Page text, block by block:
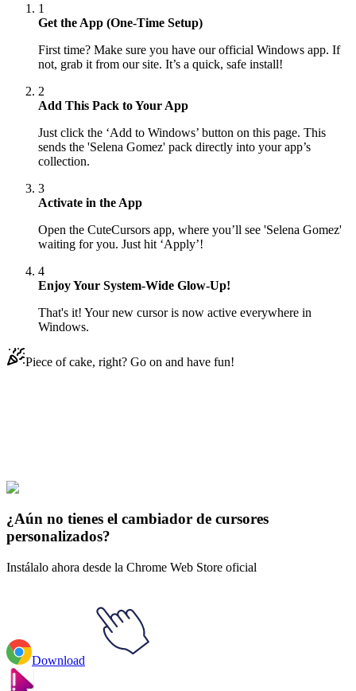
1
Get the App (One-Time Setup)
First time? Make sure you have our official Windows app. If
not, grab it from our site. It’s a quick, safe install!
2
Add This Pack to Your App
Just click the ‘Add to Windows’ button on this page. This
sends the 'Selena Gomez' pack directly into your app’s
collection.
3
Activate in the App
Open the CuteCursors app, where you’ll see 'Selena Gomez'
waiting for you. Just hit ‘Apply’!
4
Enjoy Your System-Wide Glow-Up!
That's it! Your new cursor is now active everywhere in
Windows.
Piece of cake, right? Go on and have fun!
Explore All Collections
¿Aún no tienes el cambiador de cursores
personalizados?
Instálalo ahora desde la Chrome Web Store oficial
Download